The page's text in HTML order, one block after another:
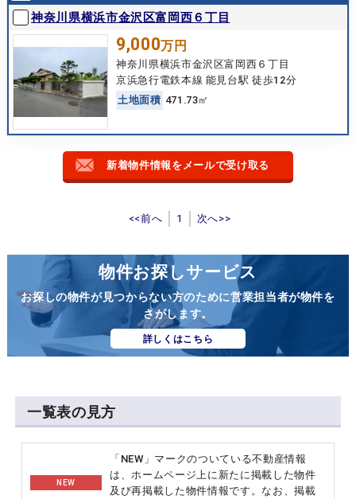
神奈川県横浜市金沢区富岡西６丁目
9,000万円
神奈川県横浜市金沢区富岡西６丁目
京浜急行電鉄本線 能見台駅 徒歩12分
土地面積 471.73㎡
新着物件情報をメールで受け取る
<<前へ 1 次へ>>
物件お探しサービス
お探しの物件が見つからない方のために営業担当者が物件を
さがします。
詳しくはこちら
一覧表の見方
NEW
「NEW」マークのついている不動産情報
は、ホームページ上に新たに掲載した物件
及び再掲載した物件情報です。なお、掲載